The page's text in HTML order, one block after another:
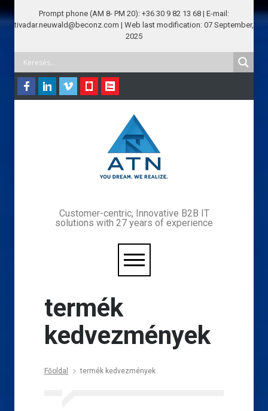
Prompt phone (AM 8- PM 20): +36 30 9 82 13 68 | E-mail:
tivadar.neuwald@beconz.com | Web last modification: 07 September,
2025
Customer-centric, Innovative B2B IT
solutions with 27 years of experience
termék
kedvezmények
Főoldal termék kedvezmények